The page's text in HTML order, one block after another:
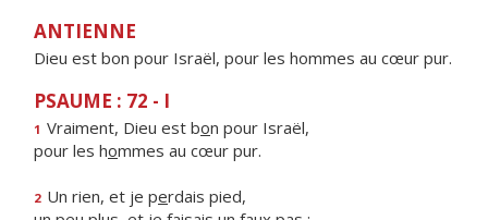
ANTIENNE
Dieu est bon pour Israël, pour les hommes au cœur pur.
PSAUME : 72 - I
1 Vraiment, Dieu est bon pour Israël,
pour les hommes au cœur pur.
2 Un rien, et je perdais pied,